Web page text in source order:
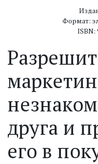
Формат:
ISBN:
друга и
его в